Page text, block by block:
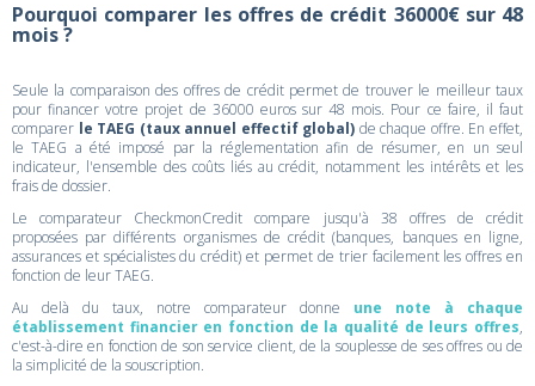
Pourquoi comparer les offres de crédit 36000€ sur 48
mois ?
Seule la comparaison des offres de crédit permet de trouver le meilleur taux
pour financer votre projet de 36000 euros sur 48 mois. Pour ce faire, il faut
comparer le TAEG (taux annuel effectif global) de chaque offre. En effet,
le TAEG a été imposé par la réglementation afin de résumer, en un seul
indicateur, l'ensemble des coûts liés au crédit, notamment les intérêts et les
frais de dossier.
Le comparateur CheckmonCredit compare jusqu'à 38 offres de crédit
proposées par différents organismes de crédit (banques, banques en ligne,
assurances et spécialistes du crédit) et permet de trier facilement les offres en
fonction de leur TAEG.
Au delà du taux, notre comparateur donne une note à chaque
établissement financier en fonction de la qualité de leurs offres,
c'est-à-dire en fonction de son service client, de la souplesse de ses offres ou de
la simplicité de la souscription.